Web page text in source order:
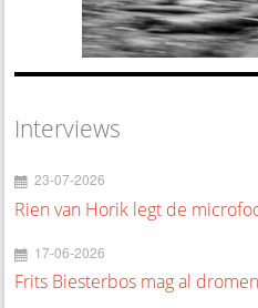
Interviews
23-07-2026
Rien van Horik legt de
17-06-2026
Frits Biesterbos mag al